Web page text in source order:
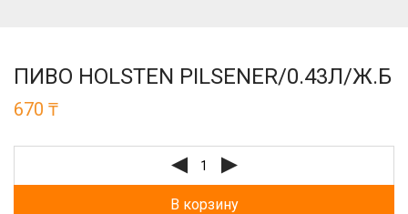
ПИВО HOLSTEN PILSENER/0.43Л/Ж.Б
670 ₸
В корзину